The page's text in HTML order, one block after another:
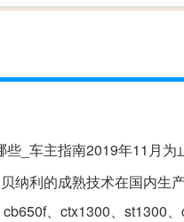
些_车主指南2019年11月
纳利的成熟技术在国内生产
、ctx1300、st1300